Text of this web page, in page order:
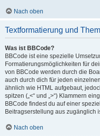
Nach oben
Textformatierung und
Was ist BBCode?
BBCode ist eine spezielle
Formatierungsmöglichkeiten für
von BBCode werden durch die
auch durch dich für jeden
ähnlich wie HTML aufgebaut,
spitzen („<“ und „>“) Klammern
BBCode findest du auf einer
Beitragserstellung aus zugänglich
Nach oben